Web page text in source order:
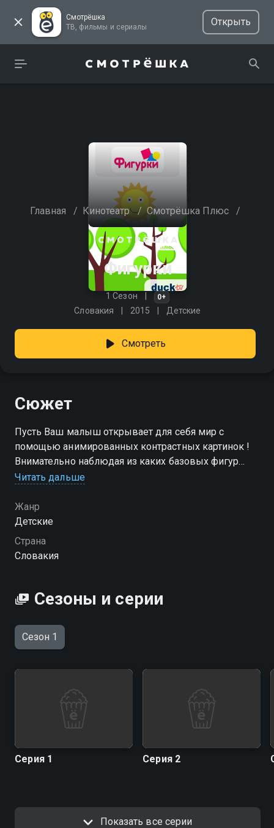
Смотрёшка
ТВ, фильмы и сериалы
Открыть
Главная / Кинотеатр / Смотрёшка Плюс /
Фигурки
1 Сезон 0+
Словакия 2015 Детские
Смотреть
Сюжет
Пусть Ваш малыш открывает для себя мир с
помощью анимированных контрастных картинок !
Внимательно наблюдая из каких базовых фигур
состоят изображения многих предметов и
нарисовать .
Читать дальше
Жанр
Детские
Страна
Словакия
Сезоны и серии
Сезон 1
Серия 1 Серия 2
Показать все серии